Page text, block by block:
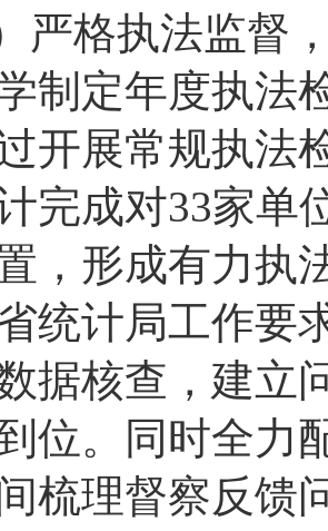
严格执法监督
制定年度执法
开展常规执法
完成对33家单
，形成有力执
统计局工作要
据核查，建立
位。同时全力
梳理督察反馈